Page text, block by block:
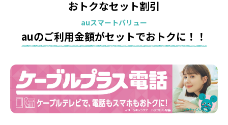
おトクなセット割引
auスマートバリュー
auのご利用金額がセットでおトクに！！